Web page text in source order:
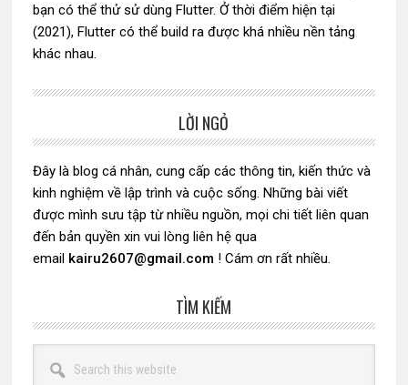
bạn có thể thử sử dùng Flutter. Ở thời điểm hiện tại
(2021), Flutter có thể build ra được khá nhiều nền tảng
khác nhau.
chính
LỜI NGỎ
Đây là blog cá nhân, cung cấp các thông tin, kiến thức và
kinh nghiệm về lập trình và cuộc sống. Những bài viết
được mình sưu tập từ nhiều nguồn, mọi chi tiết liên quan
đến bản quyền xin vui lòng liên hệ qua
email kairu2607@gmail.com ! Cám ơn rất nhiều.
TÌM KIẾM
this